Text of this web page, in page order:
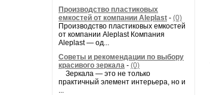
Производство пластиковых
емкостей от компании Aleplast - (0)
Производство пластиковых емкостей
от компании Aleplast Компания
Aleplast — од...
Советы и рекомендации по выбору
красивого зеркала - (0)
Зеркала — это не только
практичный элемент интерьера, но и
...